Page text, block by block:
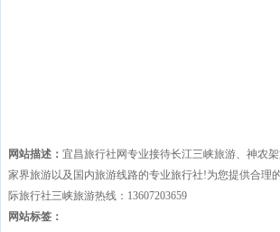
网站描述： 宜昌旅行社网专业接待长江三峡旅游、神农
家界旅游以及国内旅游线路的专业旅行社!为您提供合
际旅行社三峡旅游热线：13607203659
网站标签：